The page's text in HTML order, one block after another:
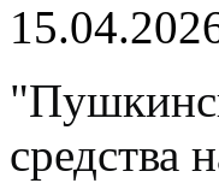
средства